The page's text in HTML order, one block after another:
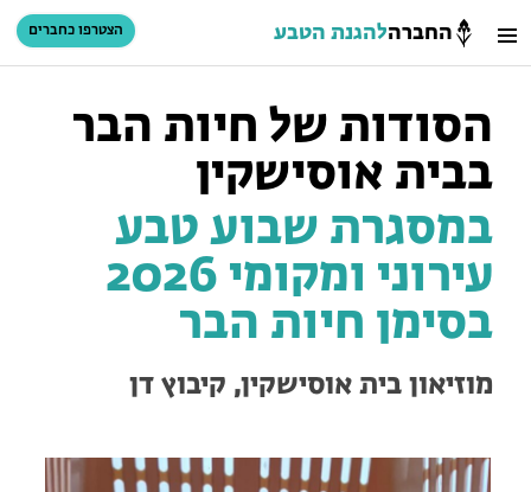
החברהלהגנת הטבע הצטרפו כחברים
חיפוש כניסת חברים
סל קניות
בתי ספר שדה
הסודות של חיות הבר
בבית אוסישקין
במסגרת שבוע טבע
עירוני ומקומי 2026
בסימן חיות הבר
מוזיאון בית אוסישקין, קיבוץ דן